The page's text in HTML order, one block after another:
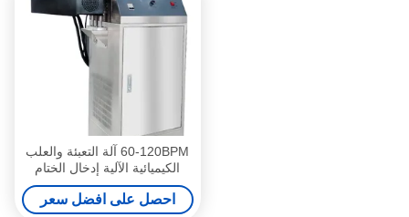
60-120BPM آلة التعبئة والعلب
الكيميائية الآلية إدخال الختام
للزجاج الزجاجية البلاستيكية
احصل على افضل سعر